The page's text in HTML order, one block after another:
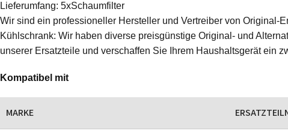
Lieferumfang: 5xSchaumfilter
Wir sind ein professioneller Hersteller und Vertreiber von Original-
Kühlschrank: Wir haben diverse preisgünstige Original- und
unserer Ersatzteile und verschaffen Sie Ihrem Haushaltsgerät ein
Kompatibel mit
MARKE